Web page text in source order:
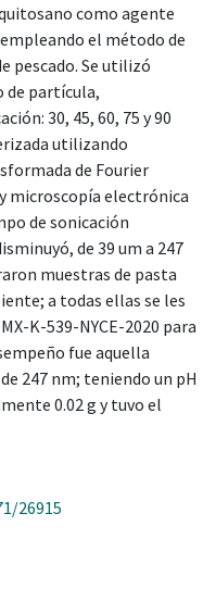
como agente
el método de
pescado. Se utilizó
de partícula,
30, 45, 60, 75 y 90
utilizando
de Fourier
microscopía electrónica
de sonicación
de 39 um a 247
muestras de pasta
a todas ellas se les
K-539-NYCE-2020 para
fue aquella
247 nm; teniendo un pH
0.02 g y tuvo el
26915